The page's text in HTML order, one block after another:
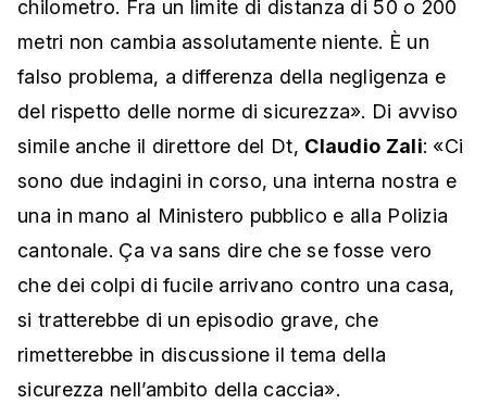
chilometro. Fra un limite di distanza di 50 o 200
metri non cambia assolutamente niente. È un
falso problema, a differenza della negligenza e
del rispetto delle norme di sicurezza». Di avviso
simile anche il direttore del Dt, Claudio Zali: «Ci
sono due indagini in corso, una interna nostra e
una in mano al Ministero pubblico e alla Polizia
cantonale. Ça va sans dire che se fosse vero
che dei colpi di fucile arrivano contro una casa,
si tratterebbe di un episodio grave, che
rimetterebbe in discussione il tema della
sicurezza nell’ambito della caccia».